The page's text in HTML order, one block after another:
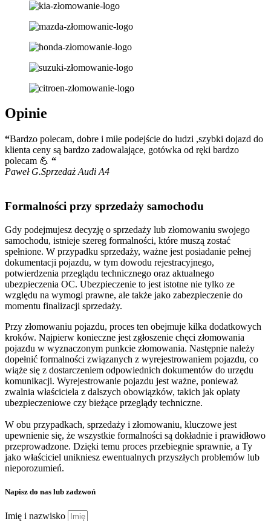
Opinie
“Bardzo polecam, dobre i miłe podejście do ludzi ,szybki dojazd do
klienta ceny są bardzo zadowalające, gotówka od ręki bardzo
polecam 💪 “
Paweł G.Sprzedaż Audi A4
Formalności przy sprzedaży samochodu
Gdy podejmujesz decyzję o sprzedaży lub złomowaniu swojego
samochodu, istnieje szereg formalności, które muszą zostać
spełnione. W przypadku sprzedaży, ważne jest posiadanie pełnej
dokumentacji pojazdu, w tym dowodu rejestracyjnego,
potwierdzenia przeglądu technicznego oraz aktualnego
ubezpieczenia OC. Ubezpieczenie to jest istotne nie tylko ze
względu na wymogi prawne, ale także jako zabezpieczenie do
momentu finalizacji sprzedaży.
Przy złomowaniu pojazdu, proces ten obejmuje kilka dodatkowych
kroków. Najpierw konieczne jest zgłoszenie chęci złomowania
pojazdu w wyznaczonym punkcie złomowania. Następnie należy
dopełnić formalności związanych z wyrejestrowaniem pojazdu, co
wiąże się z dostarczeniem odpowiednich dokumentów do urzędu
komunikacji. Wyrejestrowanie pojazdu jest ważne, ponieważ
zwalnia właściciela z dalszych obowiązków, takich jak opłaty
ubezpieczeniowe czy bieżące przeglądy techniczne.
W obu przypadkach, sprzedaży i złomowaniu, kluczowe jest
upewnienie się, że wszystkie formalności są dokładnie i prawidłowo
przeprowadzone. Dzięki temu proces przebiegnie sprawnie, a Ty
jako właściciel unikniesz ewentualnych przyszłych problemów lub
nieporozumień.
Napisz do nas lub zadzwoń
Imię i nazwisko